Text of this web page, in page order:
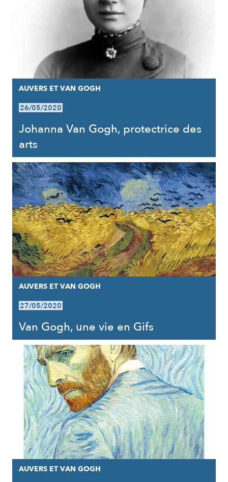
AUVERS ET VAN GOGH
26/05/2020
Johanna Van Gogh, protectrice des
arts
AUVERS ET VAN GOGH
27/05/2020
Van Gogh, une vie en Gifs
AUVERS ET VAN GOGH